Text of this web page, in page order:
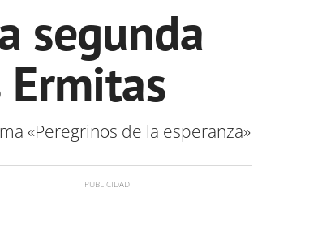
segunda
«Peregrinos de la esperanza»